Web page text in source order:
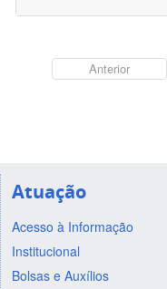
Anterior
Atuação
Acesso à Informação
Institucional
Bolsas e Auxílios